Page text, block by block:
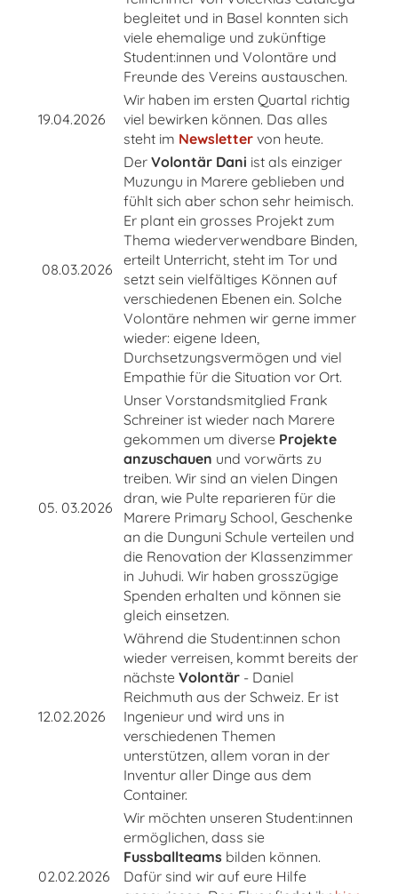
begleitet und in Basel konnten sich
viele ehemalige und zukünftige
Student:innen und Volontäre und
Freunde des Vereins austauschen.
19.04.2026
Wir haben im ersten Quartal richtig
viel bewirken können. Das alles
steht im Newsletter von heute.
08.03.2026
Der Volontär Dani ist als einziger
Muzungu in Marere geblieben und
fühlt sich aber schon sehr heimisch.
Er plant ein grosses Projekt zum
Thema wiederverwendbare Binden,
erteilt Unterricht, steht im Tor und
setzt sein vielfältiges Können auf
verschiedenen Ebenen ein. Solche
Volontäre nehmen wir gerne immer
wieder: eigene Ideen,
Durchsetzungsvermögen und viel
Empathie für die Situation vor Ort.
05. 03.2026
Unser Vorstandsmitglied Frank
Schreiner ist wieder nach Marere
gekommen um diverse Projekte
anzuschauen und vorwärts zu
treiben. Wir sind an vielen Dingen
dran, wie Pulte reparieren für die
Marere Primary School, Geschenke
an die Dunguni Schule verteilen und
die Renovation der Klassenzimmer
in Juhudi. Wir haben grosszügige
Spenden erhalten und können sie
gleich einsetzen.
12.02.2026
Während die Student:innen schon
wieder verreisen, kommt bereits der
nächste Volontär - Daniel
Reichmuth aus der Schweiz. Er ist
Ingenieur und wird uns in
verschiedenen Themen
unterstützen, allem voran in der
Inventur aller Dinge aus dem
Container.
02.02.2026
Wir möchten unseren Student:innen
ermöglichen, dass sie
Fussballteams bilden können.
Dafür sind wir auf eure Hilfe